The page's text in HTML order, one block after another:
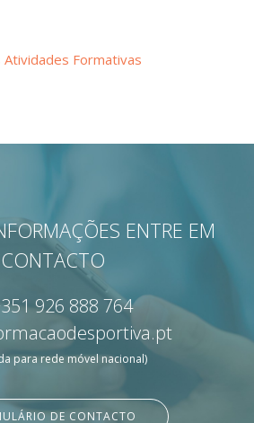
Formativas
ENTRE EM
CONTACTO
926 888 764
para rede móvel nacional)
DE CONTACTO